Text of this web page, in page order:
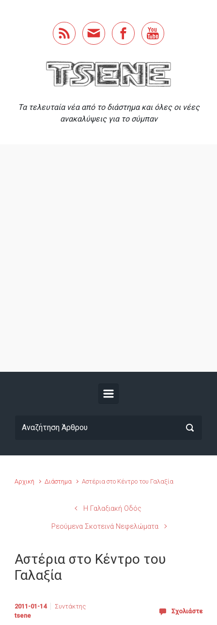
Τα τελευταία νέα από το διάστημα και όλες οι νέες
ανακαλύψεις για το σύμπαν
Αρχική Διάστημα Αστέρια στο Κέντρο του Γαλαξία
Η Γαλαξιακή Οδός
Ρεούμενα Σκοτεινά Νεφελώματα
Αστέρια στο Κέντρο του
Γαλαξία
2011-01-14
Συντάκτης
tsene
Σχολιάστε